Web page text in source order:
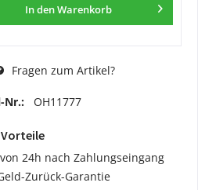
In denWarenkorb
Fragen zum Artikel?
Nr.: OH11777
Vorteile
24h nach Zahlungseingang
Zurück-Garantie